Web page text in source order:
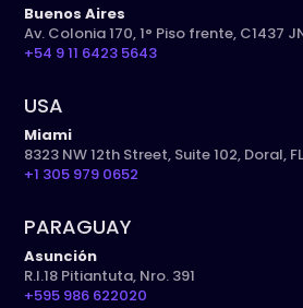
Buenos Aires
Av. Colonia 170, 1° Piso frente, C1437
+54 9 11 6423 5643
USA
Miami
8323 NW 12th Street, Suite 102, Doral,
+1 305 979 0652
PARAGUAY
Asunción
R.I.18 Pitiantuta, Nro. 391
+595 986 622020